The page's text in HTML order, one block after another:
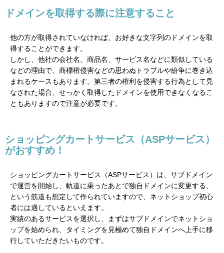
ドメインを取得する際に注意すること
他の方が取得されていなければ、お好きな文字列のドメインを取
得することができます。
しかし、他社の会社名、商品名、サービス名などに類似している
などの理由で、商標権侵害などの思わぬトラブルや紛争に巻き込
まれるケースもあります。第三者の権利を侵害する行為として見
なされた場合、せっかく取得したドメインを使用できなくなるこ
ともありますので注意が必要です。
ショッピングカートサービス（ASPサービス）
がおすすめ！
ショッピングカートサービス（ASPサービス）は、サブドメイン
で運営を開始し、軌道に乗ったあとで独自ドメインに変更する、
という筋道も想定して作られていますので、ネットショップ初心
者には適しているといえます。
実績のあるサービスを選択し、まずはサブドメインでネットショ
ップを始められ、タイミングを見極めて独自ドメインへ上手に移
行していただきたいものです。